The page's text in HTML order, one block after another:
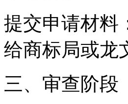
提交申请材料‌
给商标局或龙
三、审查阶段